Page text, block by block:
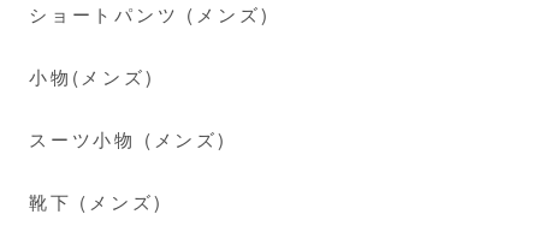
ショートパンツ (メンズ)
小物(メンズ)
スーツ小物 (メンズ)
靴下 (メンズ)